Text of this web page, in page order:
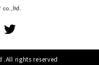
rights reserved